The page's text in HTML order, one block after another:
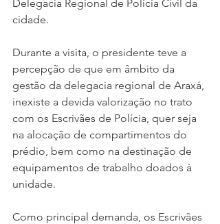
Delegacia Regional de Policia Civil da
cidade.
Durante a visita, o presidente teve a
percepção de que em âmbito da
gestão da delegacia regional de Araxá,
inexiste a devida valorização no trato
com os Escrivães de Polícia, quer seja
na alocação de compartimentos do
prédio, bem como na destinação de
equipamentos de trabalho doados à
unidade.
Como principal demanda, os Escrivães